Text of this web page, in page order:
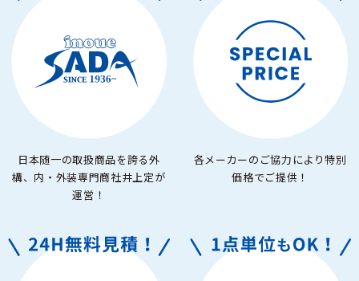
日本随一の取扱商品を誇る外
構、内・外装専門商社井上定が
運営！
各メーカーのご協力により特別
価格でご提供！